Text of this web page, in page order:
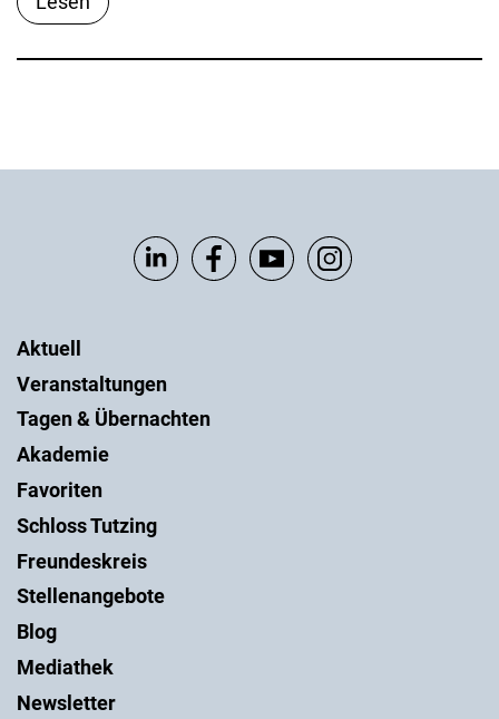
Aktuell
Veranstaltungen
Tagen & Übernachten
Akademie
Favoriten
Schloss Tutzing
Freundeskreis
Stellenangebote
Blog
Mediathek
Newsletter